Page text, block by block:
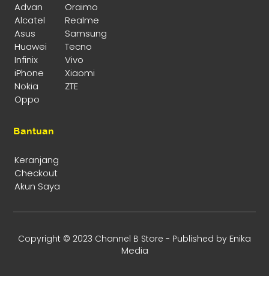
Advan
Oraimo
Alcatel
Realme
Asus
Samsung
Huawei
Tecno
Infinix
Vivo
iPhone
Xiaomi
Nokia
ZTE
Oppo
Bantuan
Keranjang
Checkout
Akun Saya
Copyright © 2023 Channel B Store - Published by Enika
Media